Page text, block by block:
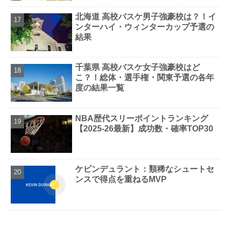
北海道 高校バスケ男子強豪校は？！イ
ンターハイ・ウィンターカップ予選の
結果
千葉県 高校バスケ女子強豪校はど
こ？！総体・選手権・関東予選の各年
度の結果一覧
NBA歴代スリーポイントランキング
【2025-26最新】成功数・確率TOP30
ケビンデュラント：類稀なシュートセ
ンスで得点を重ねるMVP